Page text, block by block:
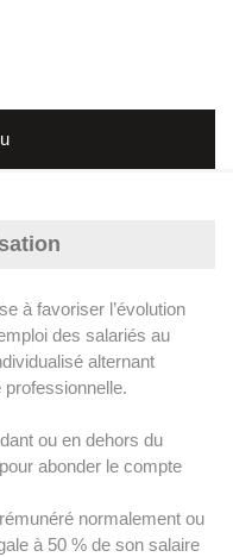
à favoriser l’évolution
des salariés au
alternant
ou en dehors du
abonder le compte
normalement ou
à 50 % de son salaire